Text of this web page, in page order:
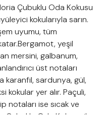
Çubuklu Oda Kokusu
kokularıyla sarın.
uyumu, tüm
yeşil
mersini, galbanum,
üst notaları
karanfil, sardunya, gül,
kokular yer alır. Paçuli,
notaları ise sıcak ve
Çubuklu Oda Kokusu ile